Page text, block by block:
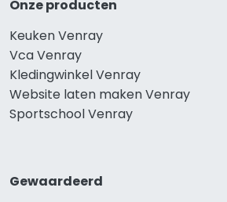
Onze producten
Keuken Venray
Vca Venray
Kledingwinkel Venray
Website laten maken Venray
Sportschool Venray
Gewaardeerd